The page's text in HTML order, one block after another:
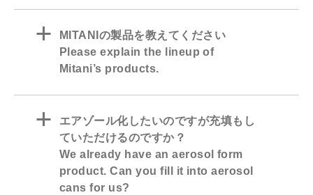
a
MITANIの製品を教えてください
Please explain the lineup of
Mitani’s products.
a
エアゾール化したいのですが充填もし
ていただけるのですか？
We already have an aerosol form
product. Can you fill it into aerosol
cans for us?